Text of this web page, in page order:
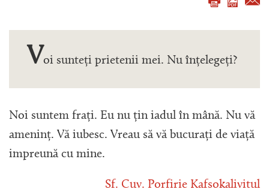
Voi sunteți prietenii mei. Nu înțelegeți?
Noi suntem frați. Eu nu țin iadul în mână. Nu vă
ameninț. Vă iubesc. Vreau să vă bucurați de viață
impreună cu mine.
Sf. Cuv. Porfirie Kafsokalivitul